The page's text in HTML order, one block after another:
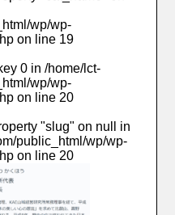
wp/wp-
on line 19
0 in/home/lct-
wp/wp-
on line 20
"slug" on null in
public_html/wp/wp-
on line 20